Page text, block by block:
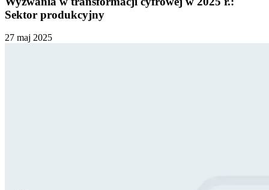
Sektor produkcyjny
27 maj 2025